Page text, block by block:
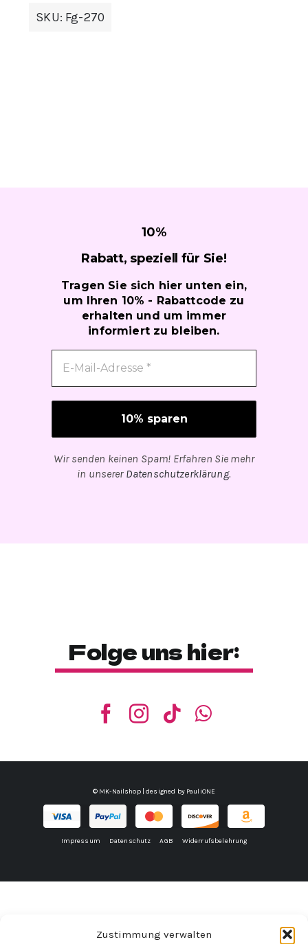
Zustimmung verwalten
SKU: Fg-270
10%
Rabatt, speziell für Sie!
Tragen Sie sich hier unten ein,
um Ihren 10% - Rabattcode zu
erhalten und um immer
informiert zu bleiben.
Wir senden keinen Spam! Erfahren Sie mehr
in unserer Datenschutzerklärung.
Folge uns hier:
© MK-Nailshop | designed by PauliONE
Impressum Datenschutz AGB Widerrufsbelehrung